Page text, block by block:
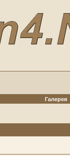
Галерея